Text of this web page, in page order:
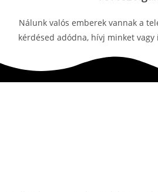
Nálunk valós emberek vannak a
kérdésed adódna, hívj minket